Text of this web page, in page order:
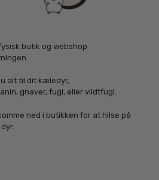
butik og webshop
alt til dit kæledyr,
gnaver, fugl, eller vildtfugl.
ned i butikken for at hilse på